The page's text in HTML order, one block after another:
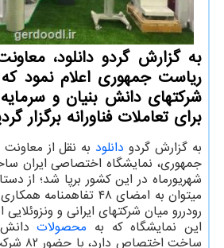
به گزارش گردو دانلود،
شرکتهای دانش بنیان و سرمایه
برای تعاملات فناورانه برگزار
به گزارش گردو دانلود به نقل از
شهریورماه در این کشور برپا شد؛ از
رودررو میان شرکتهای ایرانی و ونزوئلایی
این نمایشگاه که به محصولاتدانش